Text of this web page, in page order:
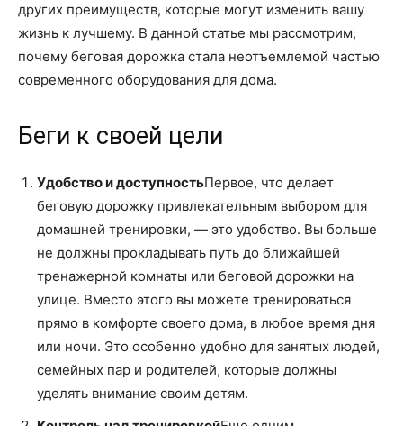
других преимуществ, которые могут изменить вашу
жизнь к лучшему. В данной статье мы рассмотрим,
почему беговая дорожка стала неотъемлемой частью
современного оборудования для дома.
Беги к своей цели
Удобство и доступностьПервое, что делает
беговую дорожку привлекательным выбором для
домашней тренировки, — это удобство. Вы больше
не должны прокладывать путь до ближайшей
тренажерной комнаты или беговой дорожки на
улице. Вместо этого вы можете тренироваться
прямо в комфорте своего дома, в любое время дня
или ночи. Это особенно удобно для занятых людей,
семейных пар и родителей, которые должны
уделять внимание своим детям.